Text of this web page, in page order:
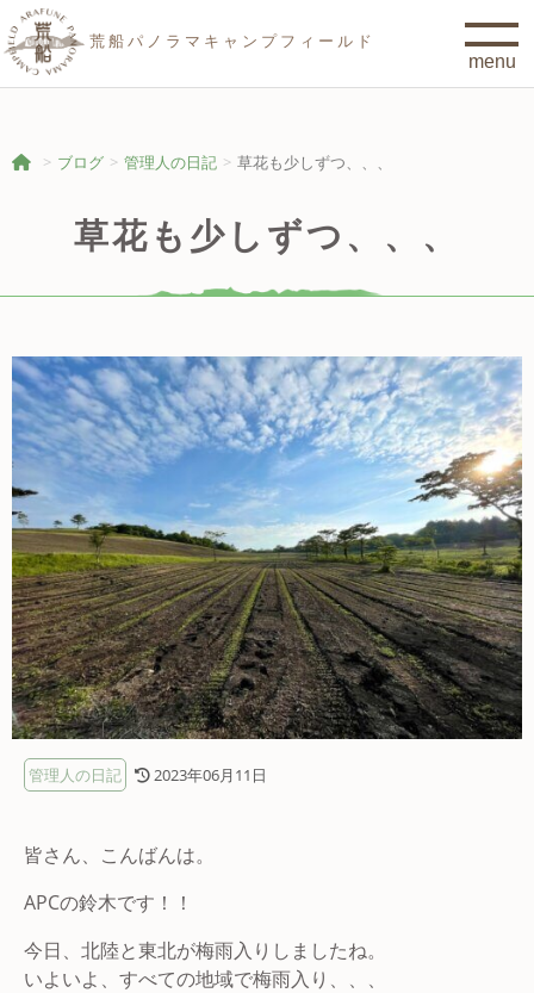
荒船パノラマキャンプフィールド
ブログ 管理人の日記 草花も少しずつ、、、
草花も少しずつ、、、
管理人の日記 2023年06月11日
皆さん、こんばんは。
APCの鈴木です！！
今日、北陸と東北が梅雨入りしましたね。
いよいよ、すべての地域で梅雨入り、、、